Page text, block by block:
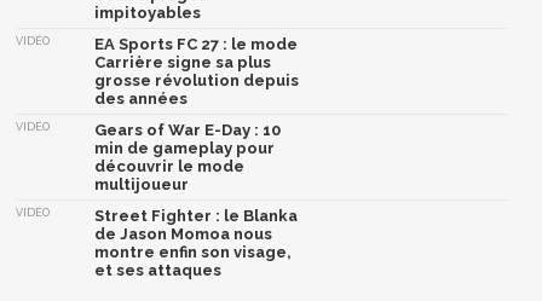
impitoyables
VIDÉO
EA Sports FC 27 : le mode
Carrière signe sa plus
grosse révolution depuis
des années
VIDÉO
Gears of War E-Day : 10
min de gameplay pour
découvrir le mode
multijoueur
VIDÉO
Street Fighter : le Blanka
de Jason Momoa nous
montre enfin son visage,
et ses attaques